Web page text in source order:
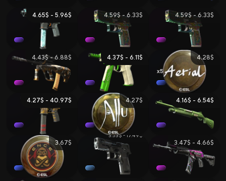
4.65$ - 5.96$ 4.59$ - 6.33$ 4.59$ - 6.33$
4.43$ - 6.88$ 4.37$ - 6.11$
5
4.28$
4.27$ - 40.97$ 4.27$ 4.16$ - 6.54$
3.67$
3.53$ - 17.49$
3.47$ - 4.66$